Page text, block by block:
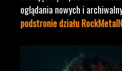
oglądania nowych i
podstronie działu